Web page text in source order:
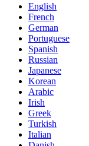
English
French
German
Portuguese
Spanish
Russian
Japanese
Korean
Arabic
Irish
Greek
Turkish
Italian